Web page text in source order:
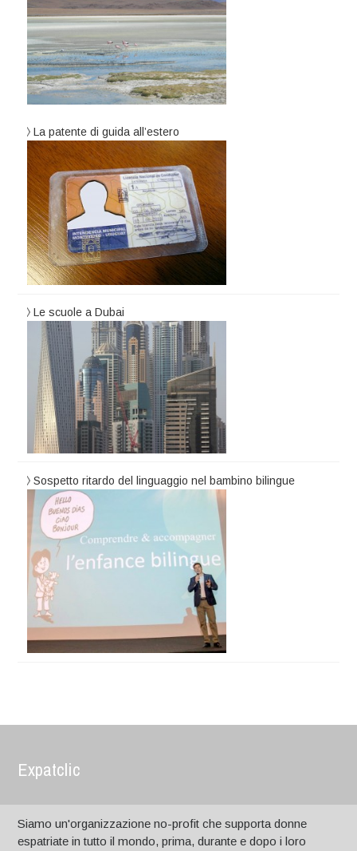
La patente di guida all’estero
Le scuole a Dubai
Sospetto ritardo del linguaggio nel bambino bilingue
Expatclic
Siamo un'organizzazione no-profit che supporta donne
espatriate in tutto il mondo, prima, durante e dopo i loro